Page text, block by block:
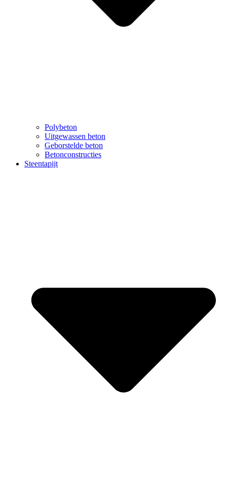
Polybeton
Uitgewassen beton
Geborstelde beton
Betonconstructies
Steentapijt